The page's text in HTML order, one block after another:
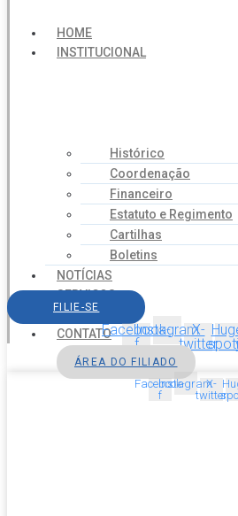
HOME
INSTITUCIONAL
Histórico
Coordenação
Financeiro
Estatuto e Regimento
Cartilhas
Boletins
NOTÍCIAS
SERVIÇOS
AGENDA
CONTATO
FILIE-SE
Facebook-
f
InstagramX-
twitter
ÁREA DO FILIADO
Facebook-
f
InstagramX-
twitter